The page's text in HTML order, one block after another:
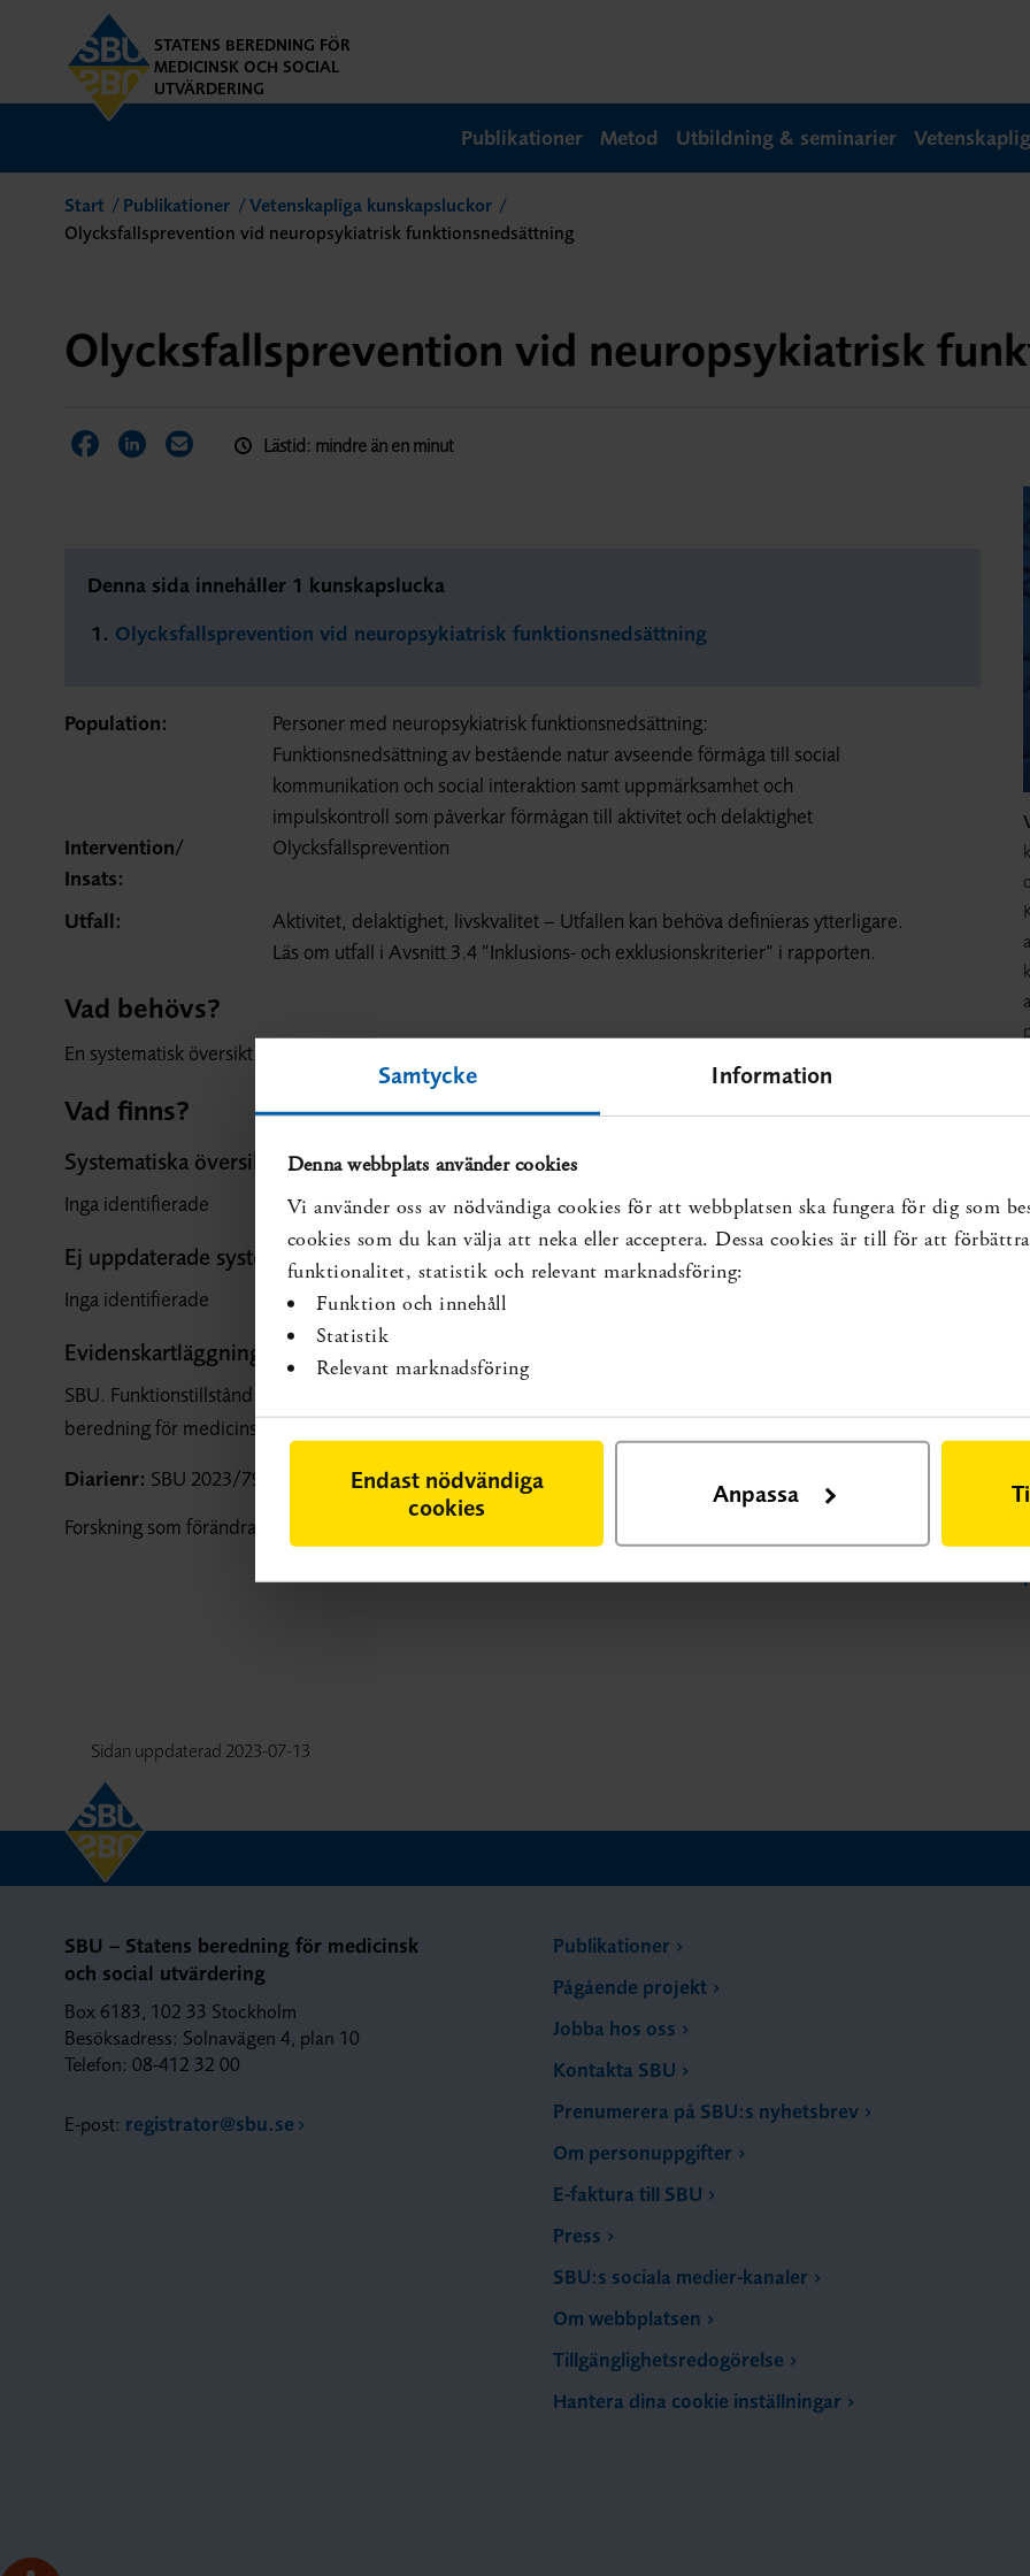
Samtycke Information
Denna webbplats använder cookies
Vi använder oss av nödvändiga cookies för att webbplatsen ska fungera för dig som
cookies som du kan välja att neka eller acceptera. Dessa cookies är till för att
funktionalitet, statistik och relevant marknadsföring:
Funktion och innehåll
Statistik
Relevant marknadsföring
Endast nödvändiga
cookies
Anpassa
STATENS BEREDNING FÖR
MEDICINSK OCH SOCIAL
UTVÄRDERING
Publikationer Metod Utbildning & seminarier
Start Publikationer
Vetenskapliga kunskapsluckor
Olycksfallsprevention vid neuropsykiatrisk funktionsnedsättning
Olycksfallsprevention vid neuropsykiatrisk
Dela sidan på Facebook
Dela sidan på LinkedIn
Dela sidan via E-post
Lästid: mindre än en minut
Denna sida innehåller 1 kunskapslucka
Olycksfallsprevention vid neuropsykiatrisk funktionsnedsättning
Population:
Personer med neuropsykiatrisk funktionsnedsättning:
Funktionsnedsättning av bestående natur avseende förmåga till social
kommunikation och social interaktion samt uppmärksamhet och
impulskontroll som påverkar förmågan till aktivitet och delaktighet
Intervention/
Insats:
Olycksfallsprevention
Utfall:
Aktivitet, delaktighet, livskvalitet – Utfallen kan behöva definieras ytterligare.
Läs om utfall i Avsnitt 3.4 ”Inklusions- och exklusionskriterier” i rapporten.
Vad behövs?
En systematisk översikt behövs.
Vad finns?
Systematiska översikter som visar på kunskapsluckan:
Inga identifierade
Ej uppdaterade systematiska översikter som visar på kunskapsluckan:
Inga identifierade
Evidenskartläggning som visar på kunskapsluckan:
SBU. Funktionstillstånd och funktionshinder: kunskapsläget för arbetsmetoder och insatser. Stockholm: Statens
beredning för medicinsk och social utvärdering (SBU); 2019. SBU Kartlägger, rapport nr 305.Läs rapporten
Diarienr: SBU 2023/795 Publicerad:2023-07-12
Forskning som förändrar kunskapsläget kan ha tillkommit senare.
Sidan uppdaterad 2023-07-13
SBU – Statens beredning för medicinsk
och social utvärdering
Box 6183, 102 33 Stockholm
Besöksadress: Solnavägen 4, plan 10
Telefon: 08-412 32 00
E-post: registrator@sbu.se
Publikationer
Pågående projekt
Jobba hos oss
Kontakta SBU
Prenumerera på SBU:s nyhetsbrev
Om personuppgifter
E-faktura till SBU
Press
SBU:s sociala medier-kanaler
Om webbplatsen
Tillgänglighetsredogörelse
Hantera dina cookie inställningar